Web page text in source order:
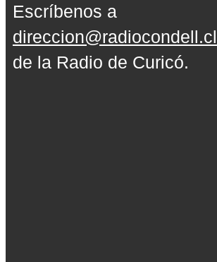
Escríbenos a
direccion@radiocondell.cl
de la Radio de Curicó.